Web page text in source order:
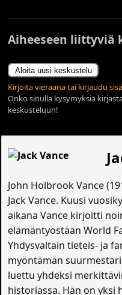
Aiheeseen liittyviä
Aloita uusi keskustelu
Kirjoita vieraana tai kirjaudu
Onko sinulla kysymyksiä
keskusteluun!
John Holbrook Vance
Jack Vance. Kuusi
aikana Vance kirjoitti
elämäntyöstään World
Yhdysvaltain tieteis- ja
myöntämän
luettu yhdeksi
historiassa. Hän on yksi